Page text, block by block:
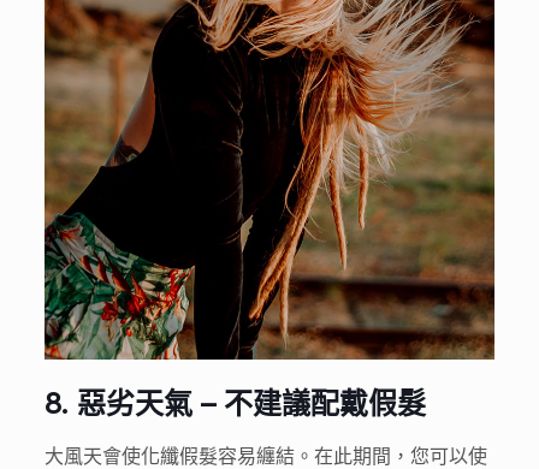
8. 惡劣天氣 – 不建議配戴假髮
大風天會使化纖假髮容易纏結。在此期間，您可以使